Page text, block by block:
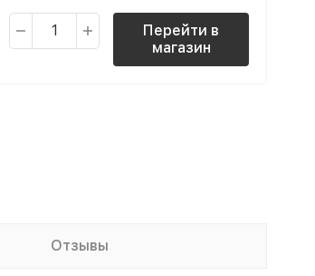
Перейти в
магазин
Отзывы